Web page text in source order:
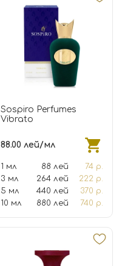
Sospiro Perfumes
Vibrato
88.00 лей/мл
1 мл 88 лей
74 р.
3 мл
264 лей
222 р.
5 мл
440 лей
370 р.
10 мл
880 лей 740 р.